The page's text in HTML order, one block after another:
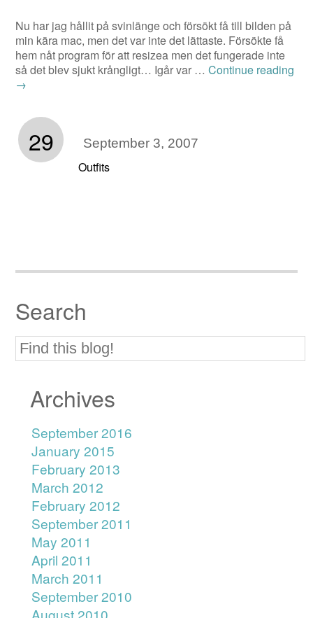
Nu har jag hållit på svinlänge och försökt få till bilden på
min kära mac, men det var inte det lättaste. Försökte få
hem nåt program för att resizea men det fungerade inte
så det blev sjukt krångligt… Igår var …Continue reading
→
29 September 3, 2007
Outfits
Search
Archives
September 2016
January 2015
February 2013
March 2012
February 2012
September 2011
May 2011
April 2011
March 2011
September 2010
August 2010